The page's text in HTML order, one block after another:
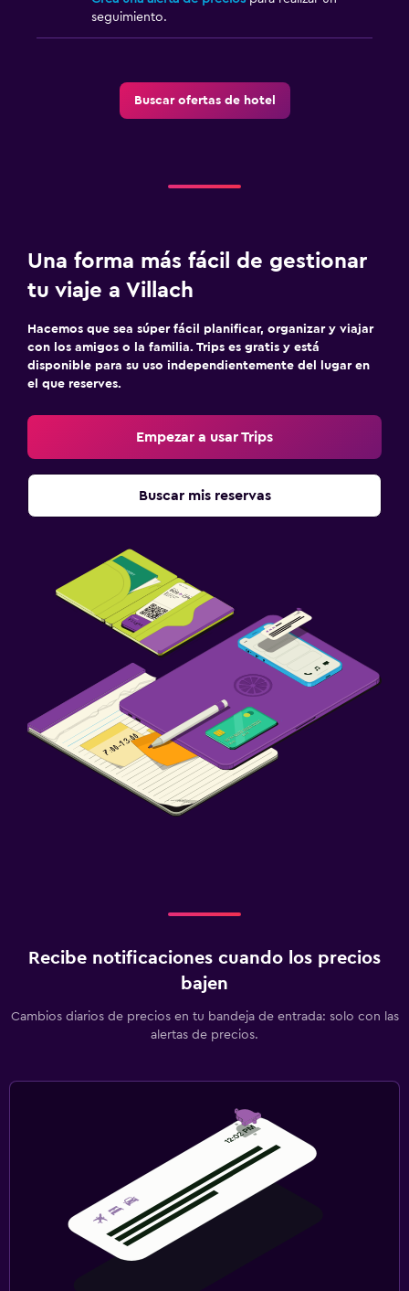
seguimiento.
Buscar ofertas de hotel
Una forma más fácil de gestionar
tu viaje a Villach
Hacemos que sea súper fácil planificar, organizar y viajar
con los amigos o la familia. Trips es gratis y está
disponible para su uso independientemente del lugar en
el que reserves.
Empezar a usar Trips
Buscar mis reservas
Recibe notificaciones cuando los precios
bajen
Cambios diarios de precios en tu bandeja de entrada: solo con las
alertas de precios.